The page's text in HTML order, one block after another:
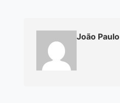
João Paulo